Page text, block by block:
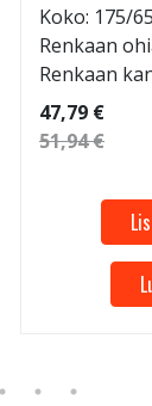
Koko: 175/
Renkaan
Renkaan
47,79 €
51,94 €